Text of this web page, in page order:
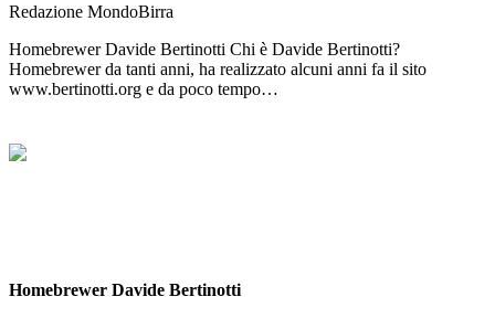
Redazione MondoBirra
Homebrewer Davide Bertinotti Chi è Davide Bertinotti?
Homebrewer da tanti anni, ha realizzato alcuni anni fa il sito
www.bertinotti.org e da poco tempo…
Homebrewer Davide Bertinotti